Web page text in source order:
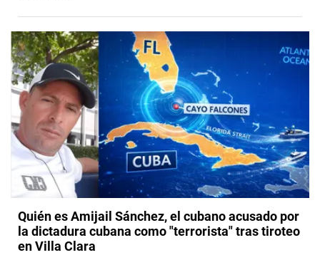
Quién es Amijail Sánchez, el cubano acusado por
la dictadura cubana como "terrorista" tras tiroteo
en Villa Clara